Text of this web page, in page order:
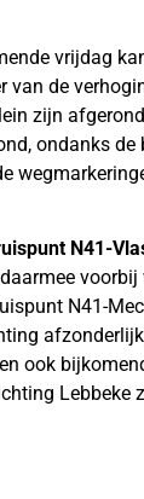
vrijdag
van de
zijn
ondanks de
N41-
N41-
ook